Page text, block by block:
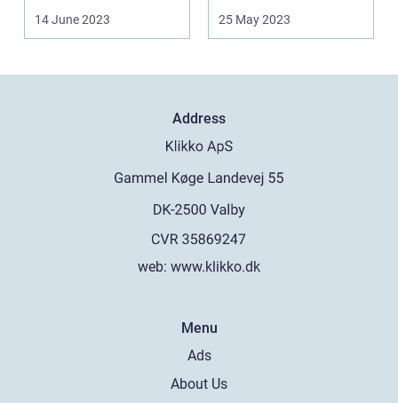
kan gøre processen lidt
14 June 2023
at sikre ...
25 May 2023
Address
web: www.klikko.dk
Menu
Ads
About Us